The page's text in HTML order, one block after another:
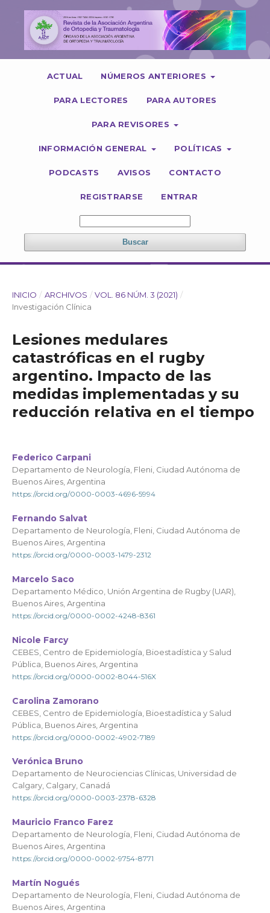
ACTUAL NÚMEROS ANTERIORES
PARA LECTORES PARA AUTORES
PARA REVISORES
INFORMACIÓN GENERAL POLÍTICAS
PODCASTS AVISOS CONTACTO
REGISTRARSE ENTRAR
Buscar
INICIO / ARCHIVOS / VOL. 86 NÚM. 3 (2021) /
Investigación Clínica
Lesiones medulares
catastróficas en el rugby
argentino. Impacto de las
medidas implementadas y su
reducción relativa en el tiempo
Federico Carpani
Departamento de Neurología, Fleni, Ciudad Autónoma de
Buenos Aires, Argentina
https://orcid.org/0000-0003-4696-5994
Fernando Salvat
Departamento de Neurología, Fleni, Ciudad Autónoma de
Buenos Aires, Argentina
https://orcid.org/0000-0003-1479-2312
Marcelo Saco
Departamento Médico, Unión Argentina de Rugby (UAR),
Buenos Aires, Argentina
https://orcid.org/0000-0002-4248-8361
Nicole Farcy
CEBES, Centro de Epidemiología, Bioestadística y Salud
Pública, Buenos Aires, Argentina
https://orcid.org/0000-0002-8044-516X
Carolina Zamorano
CEBES, Centro de Epidemiología, Bioestadística y Salud
Pública, Buenos Aires, Argentina
https://orcid.org/0000-0002-4902-7189
Verónica Bruno
Departamento de Neurociencias Clínicas, Universidad de
Calgary, Calgary, Canadá
https://orcid.org/0000-0003-2378-6328
Mauricio Franco Farez
Departamento de Neurología, Fleni, Ciudad Autónoma de
Buenos Aires, Argentina
https://orcid.org/0000-0002-9754-8771
Martín Nogués
Departamento de Neurología, Fleni, Ciudad Autónoma de
Buenos Aires, Argentina